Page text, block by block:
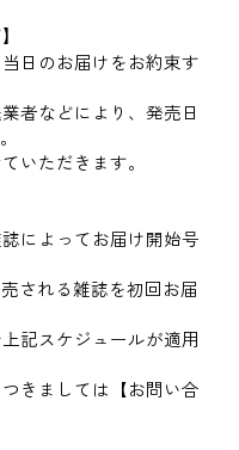
日のお届けをお約束す
者などにより、発売日
いただきます。
によってお届け開始号
される雑誌を初回お届
記スケジュールが適用
きましては【お問い合